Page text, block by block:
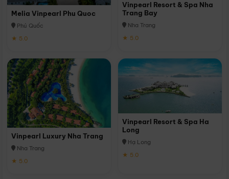
Melia Vinpearl Phu Quoc
Phú Quốc
★ 5.0
Vinpearl Resort & Spa Nha
Trang Bay
Nha Trang
★ 5.0
Vinpearl Luxury Nha Trang
Nha Trang
★ 5.0
Vinpearl Resort & Spa Ha
Long
Hạ Long
★ 5.0